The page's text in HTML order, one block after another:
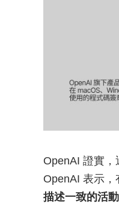
OpenAI 證實，
OpenAI 表示，
描述一致的活